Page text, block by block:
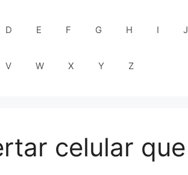
D E F G H I J
V W X Y Z
celular que